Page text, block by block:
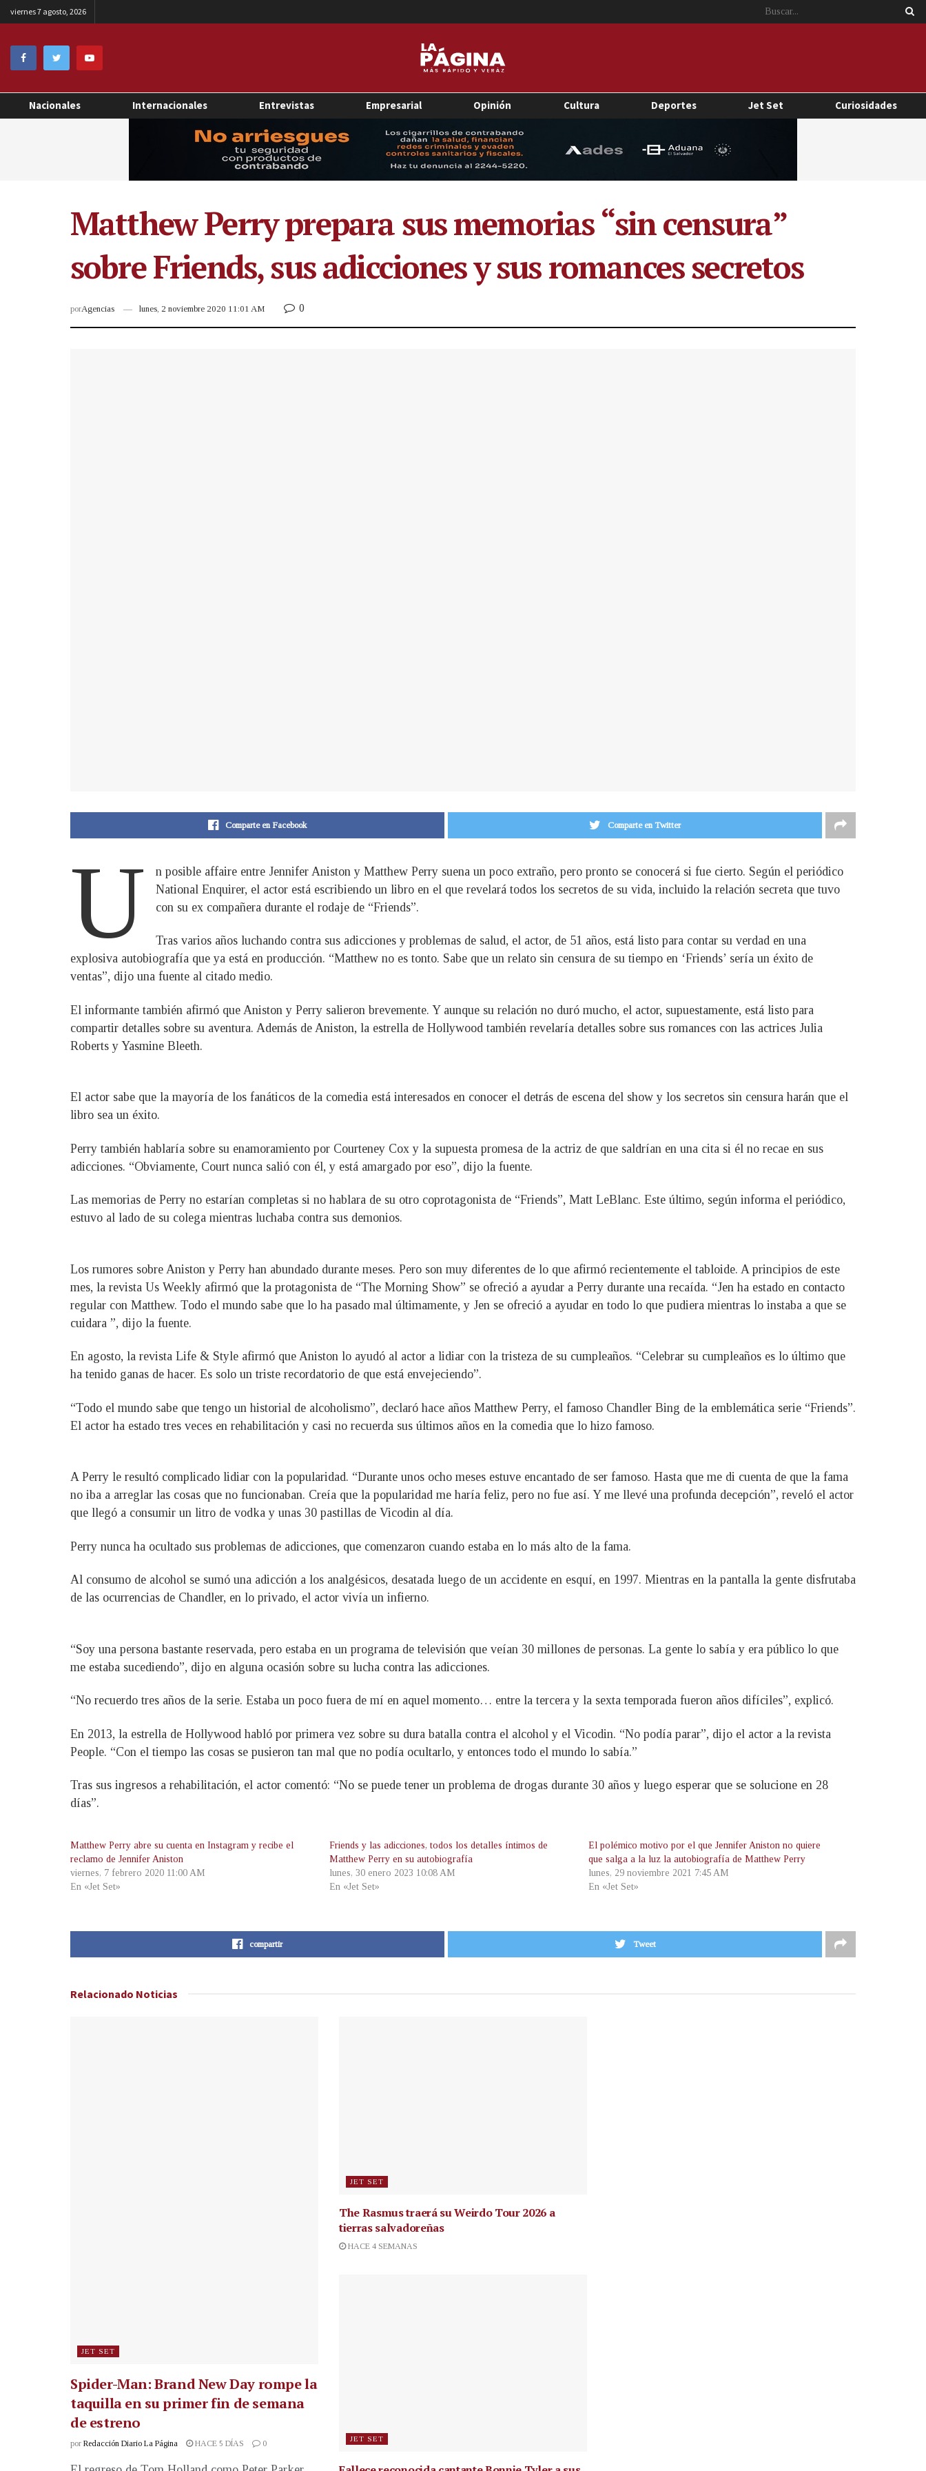
viernes 7 agosto, 2026
Nacionales Internacionales Entrevistas Empresarial Opinión Cultura Deportes Jet Set Curiosidades
Matthew Perry prepara sus memorias “sin censura”
sobre Friends, sus adicciones y sus romances secretos
porAgencias lunes, 2 noviembre 2020 11:01 AM 0
Comparte en Facebook Comparte en Twitter
U
n posible affaire entre Jennifer Aniston y Matthew Perry suena un poco extraño, pero pronto se conocerá si fue cierto. Según el periódico
National Enquirer, el actor está escribiendo un libro en el que revelará todos los secretos de su vida, incluido la relación secreta que tuvo
con su ex compañera durante el rodaje de “Friends”.
Tras varios años luchando contra sus adicciones y problemas de salud, el actor, de 51 años, está listo para contar su verdad en una
explosiva autobiografía que ya está en producción. “Matthew no es tonto. Sabe que un relato sin censura de su tiempo en ‘Friends’ sería un éxito de
ventas”, dijo una fuente al citado medio.
El informante también afirmó que Aniston y Perry salieron brevemente. Y aunque su relación no duró mucho, el actor, supuestamente, está listo para
compartir detalles sobre su aventura. Además de Aniston, la estrella de Hollywood también revelaría detalles sobre sus romances con las actrices Julia
Roberts y Yasmine Bleeth.
El actor sabe que la mayoría de los fanáticos de la comedia está interesados en conocer el detrás de escena del show y los secretos sin censura harán que el
libro sea un éxito.
Perry también hablaría sobre su enamoramiento por Courteney Cox y la supuesta promesa de la actriz de que saldrían en una cita si él no recae en sus
adicciones. “Obviamente, Court nunca salió con él, y está amargado por eso”, dijo la fuente.
Las memorias de Perry no estarían completas si no hablara de su otro coprotagonista de “Friends”, Matt LeBlanc. Este último, según informa el periódico,
estuvo al lado de su colega mientras luchaba contra sus demonios.
Los rumores sobre Aniston y Perry han abundado durante meses. Pero son muy diferentes de lo que afirmó recientemente el tabloide. A principios de este
mes, la revista Us Weekly afirmó que la protagonista de “The Morning Show” se ofreció a ayudar a Perry durante una recaída. “Jen ha estado en contacto
regular con Matthew. Todo el mundo sabe que lo ha pasado mal últimamente, y Jen se ofreció a ayudar en todo lo que pudiera mientras lo instaba a que se
cuidara ”, dijo la fuente.
En agosto, la revista Life & Style afirmó que Aniston lo ayudó al actor a lidiar con la tristeza de su cumpleaños. “Celebrar su cumpleaños es lo último que
ha tenido ganas de hacer. Es solo un triste recordatorio de que está envejeciendo”.
“Todo el mundo sabe que tengo un historial de alcoholismo”, declaró hace años Matthew Perry, el famoso Chandler Bing de la emblemática serie “Friends”.
El actor ha estado tres veces en rehabilitación y casi no recuerda sus últimos años en la comedia que lo hizo famoso.
A Perry le resultó complicado lidiar con la popularidad. “Durante unos ocho meses estuve encantado de ser famoso. Hasta que me di cuenta de que la fama
no iba a arreglar las cosas que no funcionaban. Creía que la popularidad me haría feliz, pero no fue así. Y me llevé una profunda decepción”, reveló el actor
que llegó a consumir un litro de vodka y unas 30 pastillas de Vicodin al día.
Perry nunca ha ocultado sus problemas de adicciones, que comenzaron cuando estaba en lo más alto de la fama.
Al consumo de alcohol se sumó una adicción a los analgésicos, desatada luego de un accidente en esquí, en 1997. Mientras en la pantalla la gente disfrutaba
de las ocurrencias de Chandler, en lo privado, el actor vivía un infierno.
“Soy una persona bastante reservada, pero estaba en un programa de televisión que veían 30 millones de personas. La gente lo sabía y era público lo que
me estaba sucediendo”, dijo en alguna ocasión sobre su lucha contra las adicciones.
“No recuerdo tres años de la serie. Estaba un poco fuera de mí en aquel momento… entre la tercera y la sexta temporada fueron años difíciles”, explicó.
En 2013, la estrella de Hollywood habló por primera vez sobre su dura batalla contra el alcohol y el Vicodin. “No podía parar”, dijo el actor a la revista
People. “Con el tiempo las cosas se pusieron tan mal que no podía ocultarlo, y entonces todo el mundo lo sabía.”
Tras sus ingresos a rehabilitación, el actor comentó: “No se puede tener un problema de drogas durante 30 años y luego esperar que se solucione en 28
días”.
Matthew Perry abre su cuenta en Instagram y recibe el
reclamo de Jennifer Aniston
viernes, 7 febrero 2020 11:00 AM
En «Jet Set»
Friends y las adicciones, todos los detalles íntimos de
Matthew Perry en su autobiografía
lunes, 30 enero 2023 10:08 AM
En «Jet Set»
El polémico motivo por el que Jennifer Aniston no quiere
que salga a la luz la autobiografía de Matthew Perry
lunes, 29 noviembre 2021 7:45 AM
En «Jet Set»
compartir Tweet
Relacionado Noticias
JET SET
Spider-Man: Brand New Day rompe la
taquilla en su primer fin de semana
de estreno
por Redacción Diario La Página HACE 5 DÍAS 0
JET SET
The Rasmus traerá su Weirdo Tour 2026 a
tierras salvadoreñas
HACE 4 SEMANAS
JET SET